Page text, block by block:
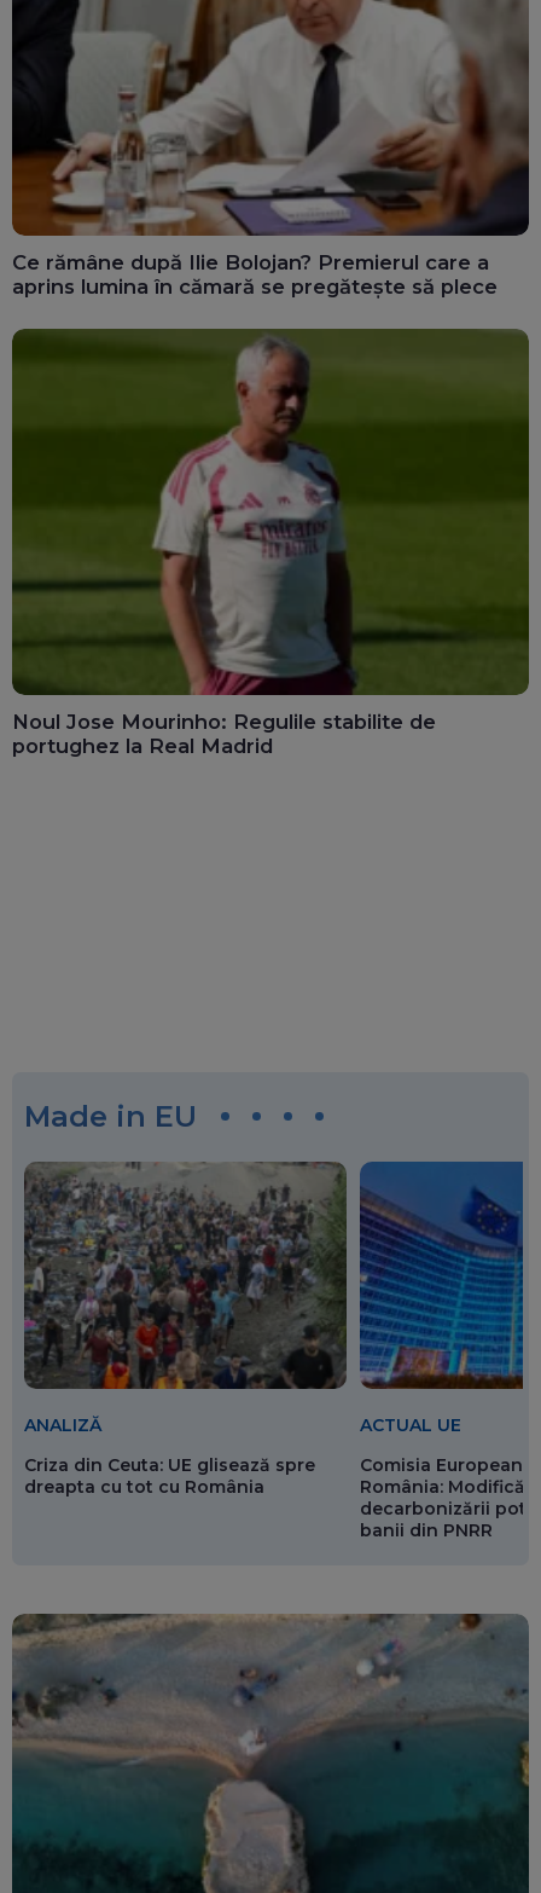
Ce rămâne după Ilie Bolojan? Premierul care a
aprins lumina în cămară se pregătește să plece
Noul Jose Mourinho: Regulile stabilite de
portughez la Real Madrid
Made in EU
ANALIZĂ
Criza din Ceuta: UE glisează spre
dreapta cu tot cu România
ACTUAL UE
Comisia Europeană
România:
decarbonizării pot
banii din PNRR